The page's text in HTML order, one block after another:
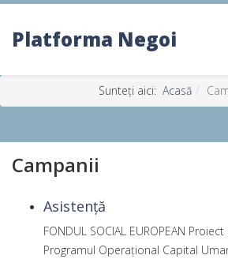
Platforma Negoi
Sunteți aici: Acasă
Campanii
Asistență
FONDUL SOCIAL EUROPEAN
Programul Operaţional Capital